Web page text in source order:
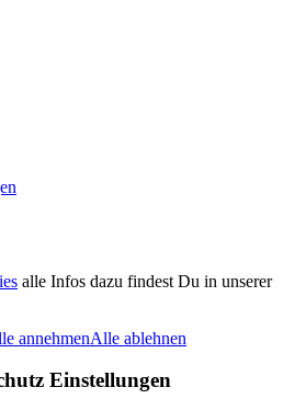
alle Infos dazu findest Du in unserer
annehmenAlle ablehnen
Einstellungen